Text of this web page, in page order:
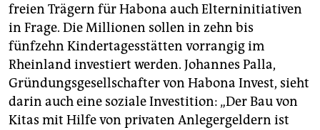
freien Trägern für Habona auch Elterninitiativen
in Frage. Die Millionen sollen in zehn bis
fünfzehn Kindertagesstätten vorrangig im
Rheinland investiert werden. Johannes Palla,
Gründungsgesellschafter von Habona Invest, sieht
darin auch eine soziale Investition: „Der Bau von
Kitas mit Hilfe von privaten Anlegergeldern ist